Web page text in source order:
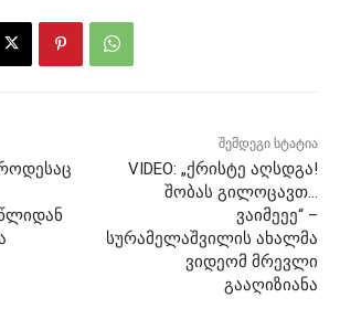
შემდეგი სტატია
VIDEO: „ქრისტე აღსდგა!
შობას გილოცავთ…
ვაიმეეე“ –
სურამელაშვილის ახალმა
ვიდეომ მრევლი
გააღიზიანა